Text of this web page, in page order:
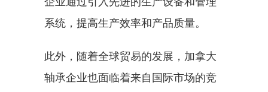
系统，提高生产效率和产品质量。
此外，随着全球贸易的发展，加拿大
轴承企业也面临着来自国际市场的竞